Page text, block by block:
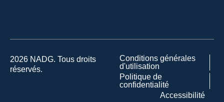
2026 NADG. Tous droits
réservés.
Conditions générales
d'utilisation
Politique de
confidentialité
Accessibilité